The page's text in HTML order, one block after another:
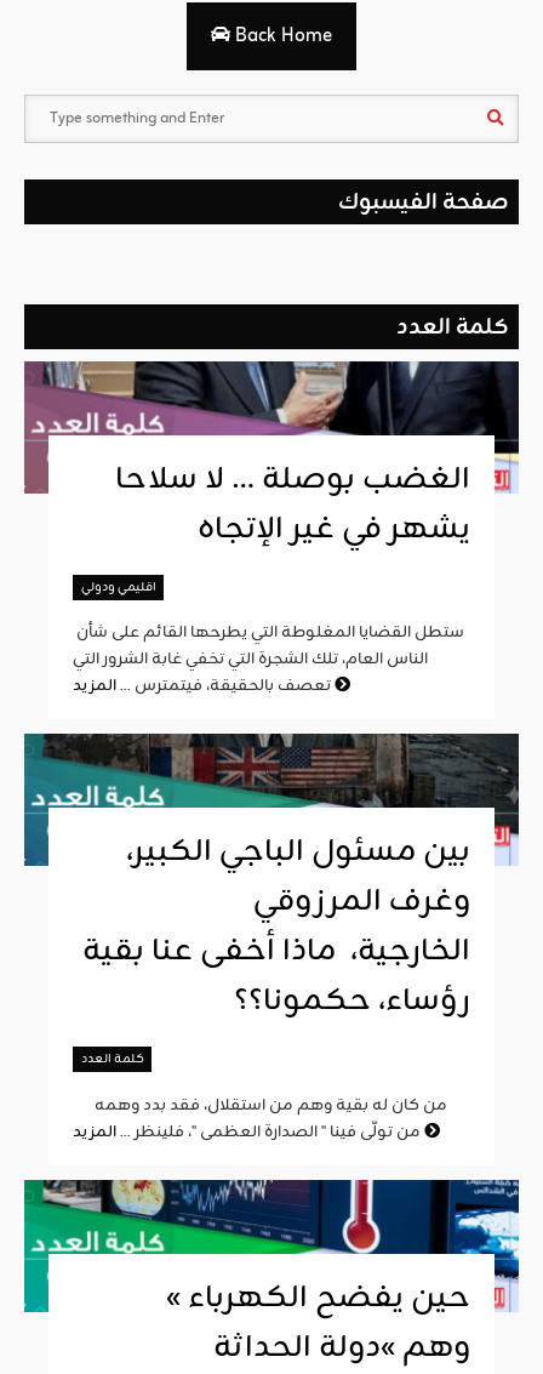
Back Home
صفحة الفيسبوك
كلمة العدد
الغضب بوصلة … لا سلاحا
يشهر في غير الإتجاه
اقليمي ودولي
الناس العام، تلك الشجرة التي تخفي غابة الشرور التي
تعصف بالحقيقة، فيتمترس ...
بين مسئول الباجي الكبير،
وغرف المرزوقي
الخارجية، ماذا أخفى عنا بقية
رؤساء، حكمونا؟؟
كلمة العدد
من تولّى فينا " الصدارة العظمى "، فلينظر ...
« حين يفضح الكهرباء
وهم »دولة الحداثة